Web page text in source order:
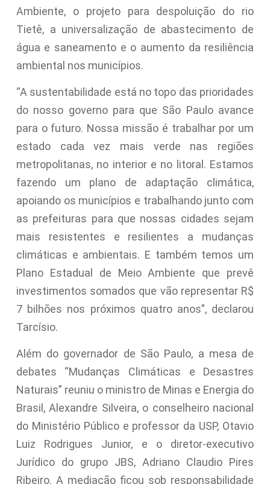
Ambiente, o projeto para despoluição do rio
Tietê, a universalização de abastecimento de
água e saneamento e o aumento da resiliência
ambiental nos municípios.
“A sustentabilidade está no topo das prioridades
do nosso governo para que São Paulo avance
para o futuro. Nossa missão é trabalhar por um
estado cada vez mais verde nas regiões
metropolitanas, no interior e no litoral. Estamos
fazendo um plano de adaptação climática,
apoiando os municípios e trabalhando junto com
as prefeituras para que nossas cidades sejam
mais resistentes e resilientes a mudanças
climáticas e ambientais. E também temos um
Plano Estadual de Meio Ambiente que prevê
investimentos somados que vão representar R$
7 bilhões nos próximos quatro anos”, declarou
Tarcísio.
Além do governador de São Paulo, a mesa de
debates “Mudanças Climáticas e Desastres
Naturais” reuniu o ministro de Minas e Energia do
Brasil, Alexandre Silveira, o conselheiro nacional
do Ministério Público e professor da USP, Otavio
Luiz Rodrigues Junior, e o diretor-executivo
Jurídico do grupo JBS, Adriano Claudio Pires
Ribeiro. A mediação ficou sob responsabilidade